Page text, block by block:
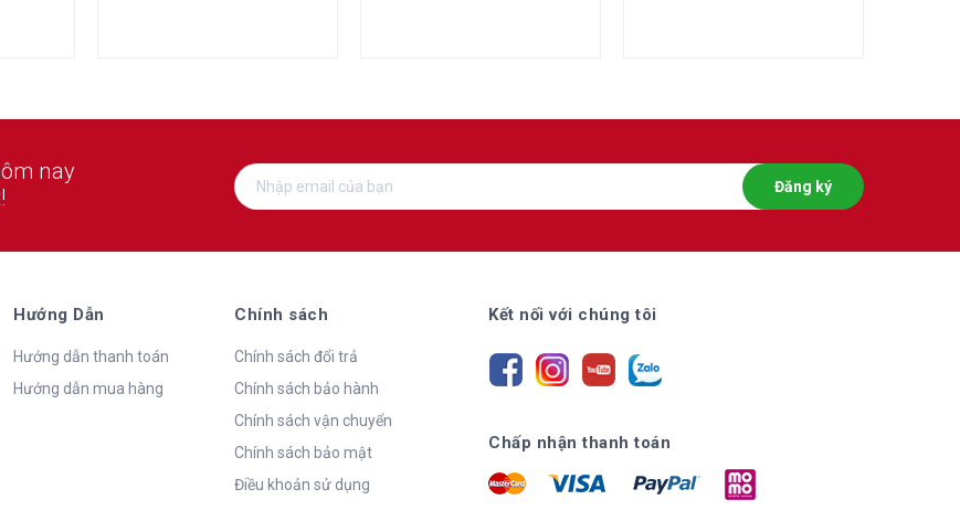
nay
Đăng ký
Hướng Dẫn
Hướng dẫn thanh toán
Hướng dẫn mua hàng
Chính sách
Chính sách đổi trả
Chính sách bảo hành
Chính sách vận chuyển
Chính sách bảo mật
Điều khoản sử dụng
Kết nối với chúng tôi
Chấp nhận thanh toán